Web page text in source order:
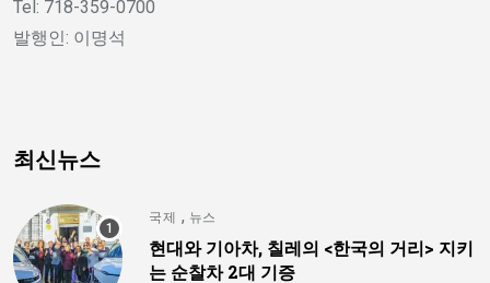
Tel: 718-359-0700
발행인: 이명석
최신뉴스
국제 , 뉴스
현대와 기아차, 칠레의 <한국의 거리> 지키
는 순찰차 2대 기증